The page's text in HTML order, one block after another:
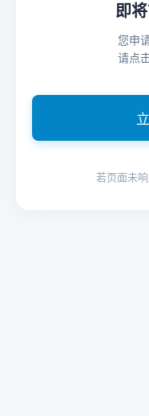
即
您申
请点
若页面未